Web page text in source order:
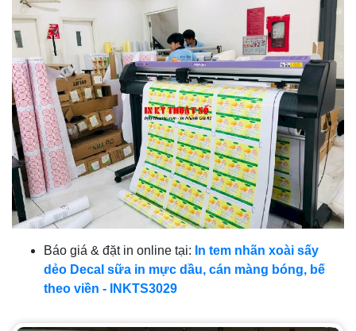
Báo giá & đặt in online tại: In tem nhãn xoài sấy
dẻo Decal sữa in mực dầu, cán màng bóng, bế
theo viền - INKTS3029